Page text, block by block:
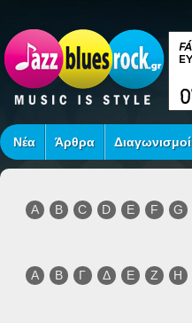
Νέα Άρθρα Διαγωνισμοί
A B C D E F G
Α Β Γ Δ Ε Ζ Η